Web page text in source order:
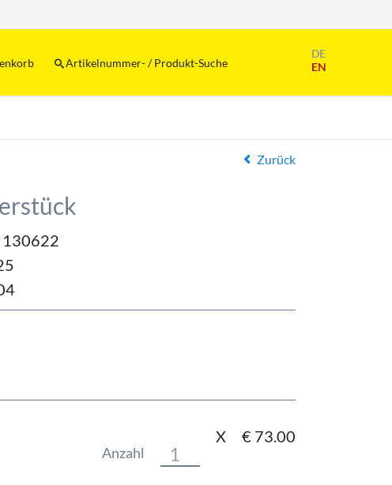
DE
EN
überspringen
Artikelnummer- / Produkt-Suche
Zurück
130622
Anzahl
X € 73.00